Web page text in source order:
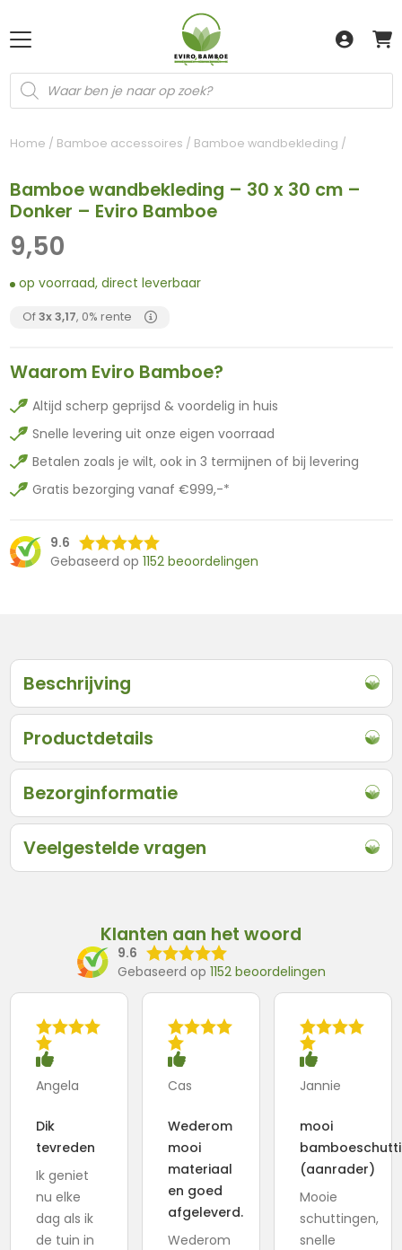
Producten
zoeken
Home / Bamboe accessoires / Bamboe wandbekleding /
Bamboe wandbekleding – 30 x 30 cm –
Donker – Eviro Bamboe
Of3x3,17, 0% rente
9,50
op voorraad, direct leverbaar
Waarom Eviro Bamboe?
Altijd scherp geprijsd & voordelig in huis
Snelle levering uit onze eigen voorraad
Betalen zoals je wilt, ook in 3 termijnen of bij levering
Gratis bezorging vanaf €999,-*
9.6
Gebaseerd op 1152 beoordelingen
Beschrijving
Productdetails
Bezorginformatie
Veelgestelde vragen
Klanten aan het woord
9.6
Gebaseerd op 1152 beoordelingen
Angela
Dik
tevreden
Ik geniet
nu elke
dag als ik
de tuin in
Cas
Wederom
mooi
materiaal
en goed
afgeleverd.
Wederom
Jannie
mooi
(aanrader)
Mooie
schuttingen,
snelle